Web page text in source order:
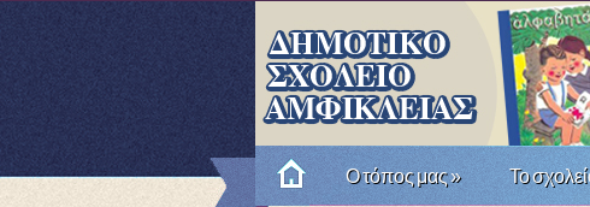
Ο τόπος μας» Το